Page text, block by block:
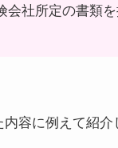
社所定の書類